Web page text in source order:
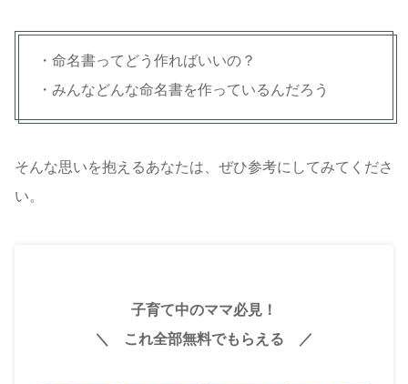
・命名書ってどう作ればいいの？
・みんなどんな命名書を作っているんだろう
そんな思いを抱えるあなたは、ぜひ参考にしてみてくださ
い。
子育て中のママ必見！
＼ これ全部無料でもらえる ／